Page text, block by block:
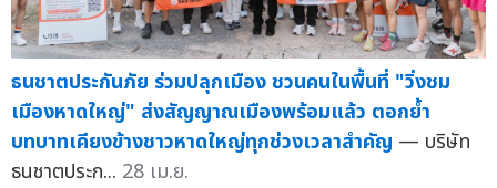
ธนชาตประกันภัย ร่วมปลุกเมือง ชวนคนในพื้นที่ "วิ่งชม
เมืองหาดใหญ่" ส่งสัญญาณเมืองพร้อมแล้ว ตอกย้ำ
บทบาทเคียงข้างชาวหาดใหญ่ทุกช่วงเวลาสำคัญ — บริษัท
ธนชาตประก... 28 เม.ย.